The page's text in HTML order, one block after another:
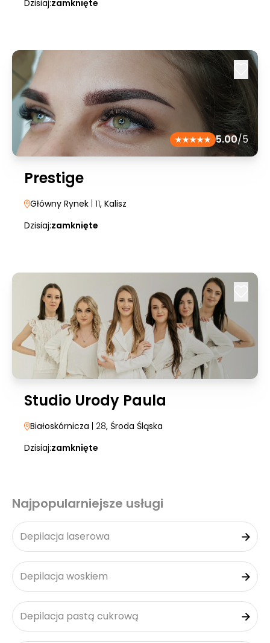
Dzisiaj:zamknięte
5.00/5
Prestige
Główny Rynek | 11, Kalisz
Dzisiaj:zamknięte
Studio Urody Paula
Białoskórnicza | 28, Środa Śląska
Dzisiaj:zamknięte
Najpopularniejsze usługi
Depilacja laserowa
Depilacja woskiem
Depilacja pastą cukrową